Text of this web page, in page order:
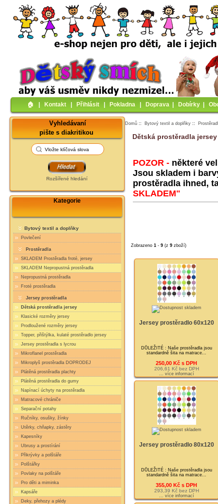
🏠︎ Kontakt Přihlásit Pokladna Doprava Dobírky
Vyhledávaní
pište s diakritikou
Rozšířené hledání
Kategorie
Bytový textil a doplňky
Povlečení
Prostěradla
SKLADEM Prostěradla froté, jersey
SKLADEM Nepropustná prostěradla
Nepropustná prostěradla
Froté prostěradla
Jersey prostěradla
Dětská prostěradla jersey
Klasické rozměry jersey
Prodloužené rozměry jersey
Topper, přištýlka, kulaté prostěradlo jersey
Jersey prostěradla s lycrou
Mikroflanel prostěradla
Mikroplyš prostěradla DOPRODEJ
Plátěná prostěradla plachty
Plátěná prostěradla do gumy
Napínací úchyty na prostěradla
Matracové chrániče
Separační potahy
Ručníky, osušky, žínky
Utěrky, chňapky, zástěry
Kapesníky
Ubrusy a prostírání
Přikrývky a polštáře
Polštářky
Povlaky na polštáře
Pro děti a miminka
Kapsáře
Deky, přehozy a plédy
Domů :: Bytový textil a doplňky ::
Dětská prostěradla jersey
POZOR - některé
Jsou skladem i
prostěradla ihned,
SKLADEM"
Zobrazeno 1 - 9(z 9zboží)
Jersey prostěradlo 60x120
DŮLEŽITÉ : Naše prostěradla jsou
standardně šita na matrace...
250,00 Kč s DPH
206,61 Kč bez DPH
... více informací
Jersey prostěradlo 80x120
DŮLEŽITÉ : Naše prostěradla jsou
standardně šita na matrace...
355,00 Kč s DPH
293,39 Kč bez DPH
... více informací